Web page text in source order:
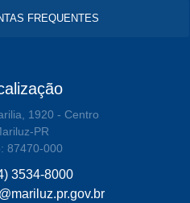
FREQUENTES
1920 - Centro
PR
87470-000
3534-8000